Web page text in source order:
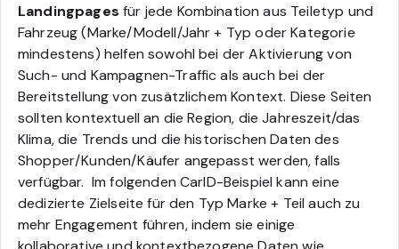
Landingpages für jede Kombination aus Teiletyp und
Fahrzeug (Marke/Modell/Jahr + Typ oder Kategorie
mindestens) helfen sowohl bei der Aktivierung von
Such- und Kampagnen-Traffic als auch bei der
Bereitstellung von zusätzlichem Kontext. Diese Seiten
sollten kontextuell an die Region, die Jahreszeit/das
Klima, die Trends und die historischen Daten des
Shopper/Kunden/Käufer angepasst werden, falls
verfügbar. Im folgenden CarID-Beispiel kann eine
dedizierte Zielseite für den Typ Marke + Teil auch zu
mehr Engagement führen, indem sie einige